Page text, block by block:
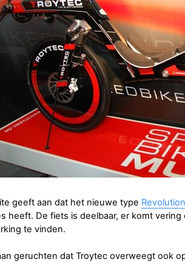
geeft aan dat het nieuwe type
heeft. De fiets is deelbaar, er komt
te vinden.
geruchten dat Troytec overweegt ook